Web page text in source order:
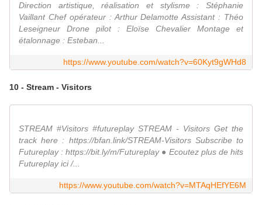
Direction artistique, réalisation et stylisme : Stéphanie
Vaillant Chef opérateur : Arthur Delamotte Assistant : Théo
Leseigneur Drone pilot : Eloïse Chevalier Montage et
étalonnage : Esteban...
https://www.youtube.com/watch?v=60Kyt9gWHd8
10 - Stream - Visitors
STREAM #Visitors #futureplay STREAM - Visitors Get the
track here : https://bfan.link/STREAM-Visitors Subscribe to
Futureplay : https://bit.ly/m/Futureplay ● Ecoutez plus de hits
Futureplay ici /...
https://www.youtube.com/watch?v=MTAqHEfYE6M